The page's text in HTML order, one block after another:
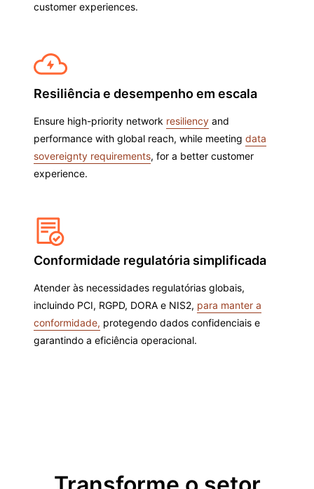
customer experiences.
Resiliência e desempenho em escala
Ensure high-priority network resiliency and
performance with global reach, while meeting data
sovereignty requirements, for a better customer
experience.
Conformidade regulatória simplificada
Atender às necessidades regulatórias globais,
incluindo PCI, RGPD, DORA e NIS2, para manter a
conformidade, protegendo dados confidenciais e
garantindo a eficiência operacional.